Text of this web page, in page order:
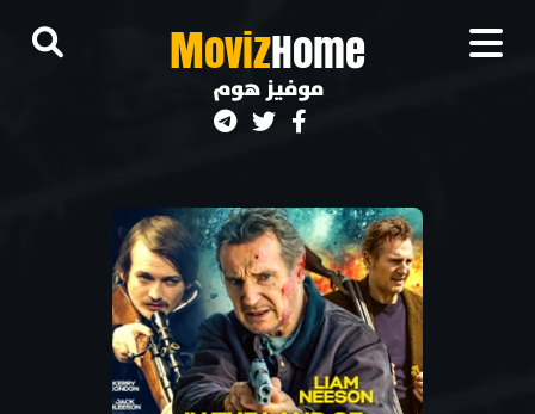
MovizHome
موفيز هوم